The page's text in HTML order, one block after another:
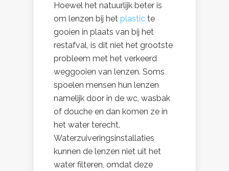
Hoewel het natuurlijk beter is
om lenzen bij het plastic te
gooien in plaats van bij het
restafval, is dit niet het grootste
probleem met het verkeerd
weggooien van lenzen. Soms
spoelen mensen hun lenzen
namelijk door in de wc, wasbak
of douche en dan komen ze in
het water terecht.
Waterzuiveringsinstallaties
kunnen de lenzen niet uit het
water filteren, omdat deze